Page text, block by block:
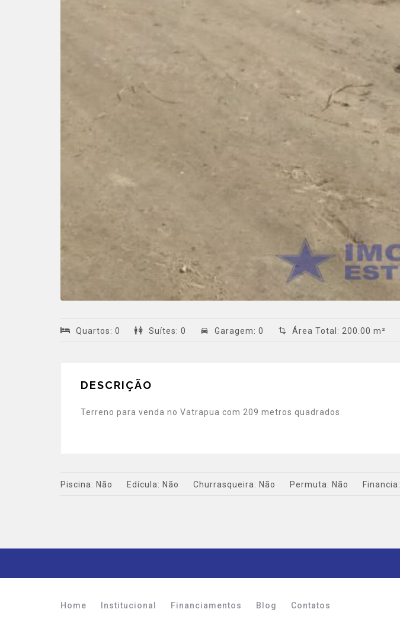
Quartos: 0 Suítes: 0 Garagem: 0 Área Total : 200.00 m²
DESCRIÇÃO
Terreno para venda no Vatrapua com 209 metros quadrados.
Piscina: Não Edícula: Não Churrasqueira: Não Permuta: Não Financia:
Home Institucional Financiamentos Blog Contatos